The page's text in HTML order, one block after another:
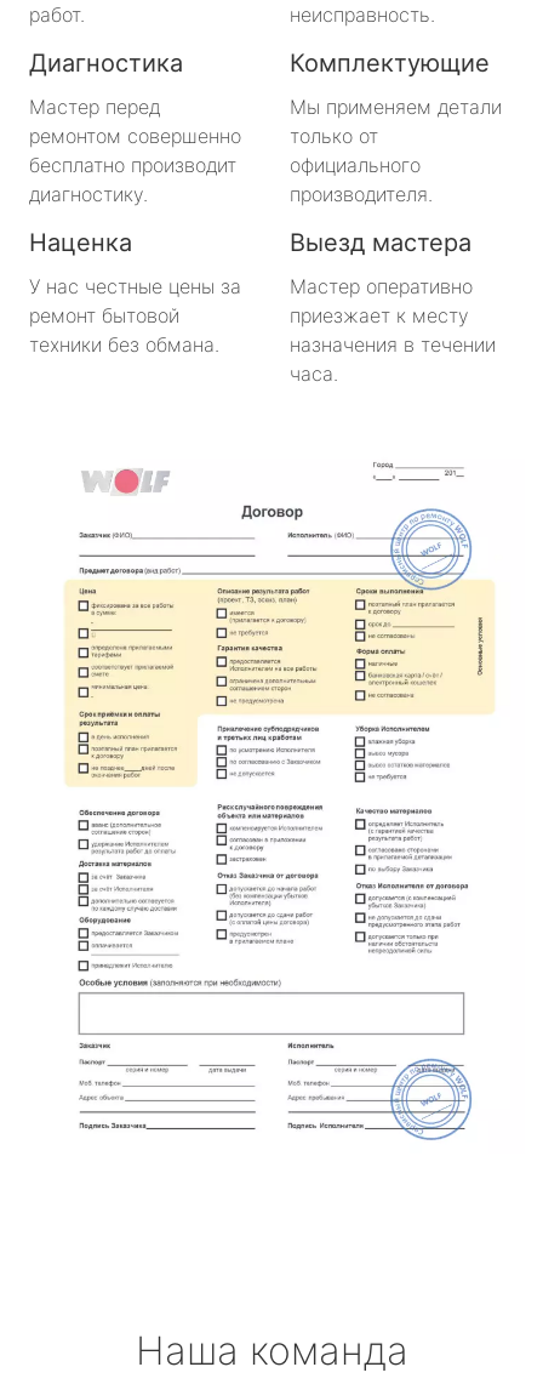
работ.
неисправность.
Диагностика
Мастер перед
ремонтом совершенно
бесплатно производит
диагностику.
Комплектующие
Мы применяем детали
только от
официального
производителя.
Наценка
У нас честные цены за
ремонт бытовой
техники без обмана.
Выезд мастера
Мастер оперативно
приезжает к месту
назначения в течении
часа.
Наша команда